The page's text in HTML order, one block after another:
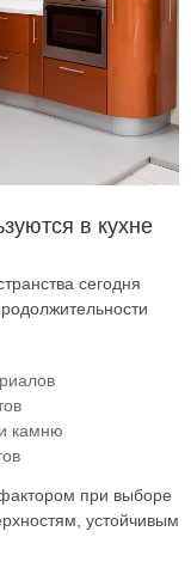
в кухне
сегодня
камню
при выборе
устойчивым